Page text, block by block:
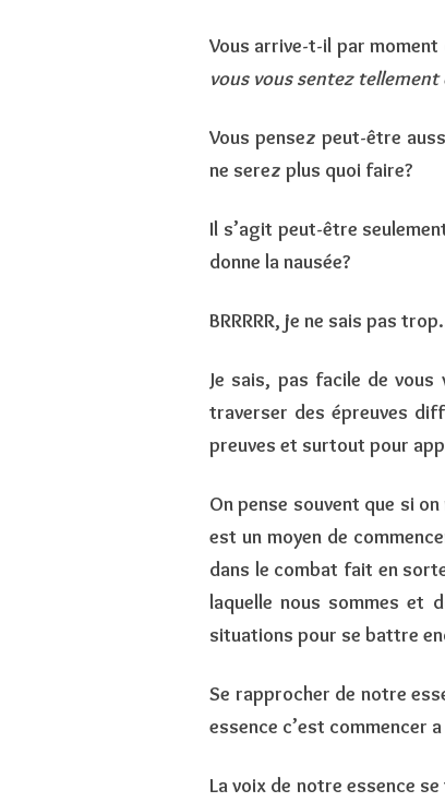
Vous arrive-t-il par
vous vous sentez tellement
Vous pensez peut-être
ne serez plus quoi faire?
Il s’agit peut-être
donne la nausée?
BRRRRR, je ne sais pas
Je sais, pas facile de
traverser des épreuves
preuves et surtout pour
On pense souvent que si
est un moyen de
dans le combat fait en
laquelle nous sommes et
situations pour se battre
Se rapprocher de notre
essence c’est commencer
La voix de notre essence